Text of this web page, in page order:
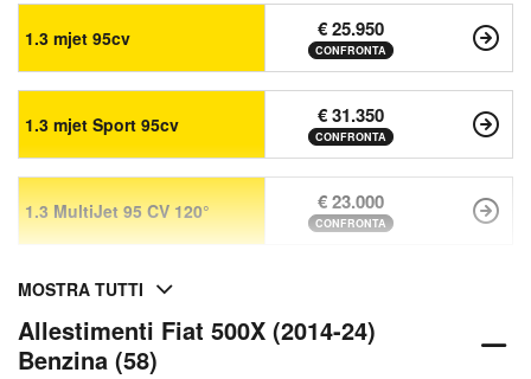
1.3 mjet 95cv € 25.950
CONFRONTA
1.3 mjet Sport 95cv € 31.350
CONFRONTA
1.3 MultiJet 95 CV 120° € 23.000
CONFRONTA
MOSTRA TUTTI
Allestimenti Fiat 500X (2014-24)
Benzina (58)